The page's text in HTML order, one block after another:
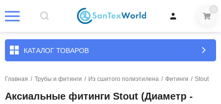
0
КАТАЛОГ ТОВАРОВ
Главная / Трубы и фитинги / Из сшитого полиэтилена / Фитинги / Stout
Аксиальные фитинги Stout (Диаметр -